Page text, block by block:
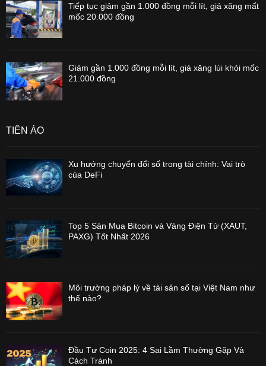
Tiếp tục giảm gần 1.000 đồng mỗi lít, giá xăng mất
mốc 20.000 đồng
Giảm gần 1.000 đồng mỗi lít, giá xăng lùi khỏi mốc
21.000 đồng
TIỀN ẢO
Xu hướng chuyển đổi số trong tài chính: Vai trò
của DeFi
Top 5 Sàn Mua Bitcoin và Vàng Điện Tử (XAUT,
PAXG) Tốt Nhất 2026
Môi trường pháp lý về tài sản số tại Việt Nam như
thế nào?
Đầu Tư Coin 2025: 4 Sai Lầm Thường Gặp Và
Cách Tránh